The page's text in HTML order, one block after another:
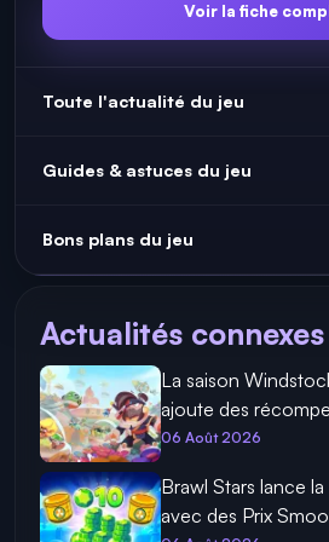
Voir la fiche
Toute l'actualité du jeu
Guides & astuces du jeu
Bons plans du jeu
Actualités connexes
La saison
ajoute des
06 Août 2026
Brawl Stars lance
avec des Prix